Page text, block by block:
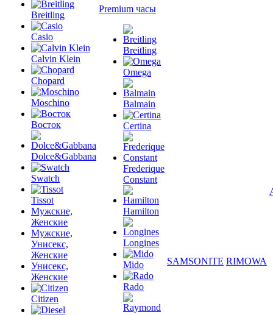
Breitling
Casio
Calvin Klein
Chopard
Moschino
Восток
Dolce&Gabbana
Swatch
Tissot
Мужские,
Женские
Мужские,
Унисекс,
Женские
Унисекс,
Женские
Citizen
Premium часы
Breitling
Omega
Balmain
Certina
Frederique
Constant
Hamilton
Longines
Mido
Rado
SAMSONITE RIMOWA